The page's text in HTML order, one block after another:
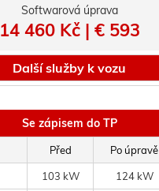
Softwarová úprava
14 460 Kč | € 593
Další služby k vozu
Se zápisem do TP
Před Po úpravě
103 kW 124 kW